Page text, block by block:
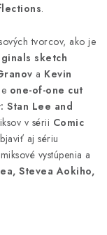
.
tvorcov, ako je
sketch
a Kevin
one-of-one cut
Stan Lee and
v sérii Comic
aj sériu
vystúpenia a
Stevea Aokiho,